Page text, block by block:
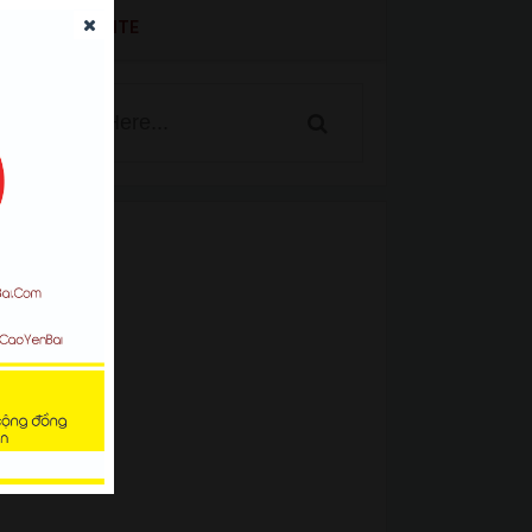
SEARCH WEBSITE